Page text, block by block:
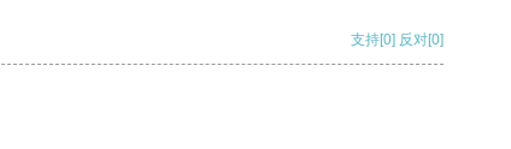
支持[0] 反对[0]